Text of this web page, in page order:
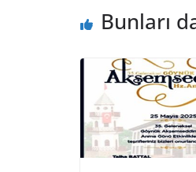
Bunları